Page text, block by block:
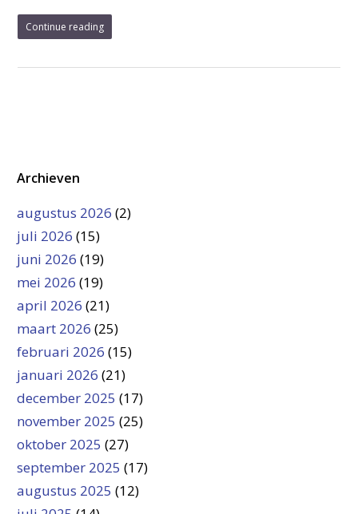
Continue reading
Archieven
augustus 2026 (2)
juli 2026 (15)
juni 2026 (19)
mei 2026 (19)
april 2026 (21)
maart 2026 (25)
februari 2026 (15)
januari 2026 (21)
december 2025 (17)
november 2025 (25)
oktober 2025 (27)
september 2025 (17)
augustus 2025 (12)